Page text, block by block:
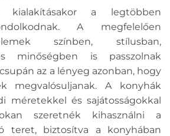
kialakításakor a legtöbben
A megfelelően
színben, stílusban,
minőségben is passzolnak
az a lényeg azonban, hogy
megvalósuljanak. A konyhák
méretekkel és sajátosságokkal
szeretnék kihasználni a
teret, biztosítva a konyhában